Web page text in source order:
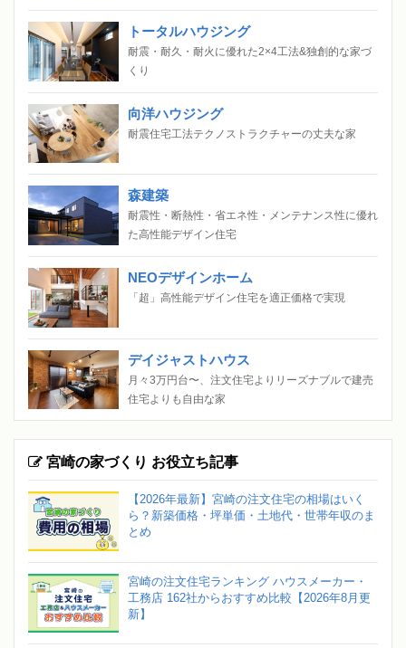
トータルハウジング
耐震・耐久・耐火に優れた2×4工法&独創的な家づ
くり
向洋ハウジング
耐震住宅工法テクノストラクチャーの丈夫な家
森建築
耐震性・断熱性・省エネ性・メンテナンス性に優れ
た高性能デザイン住宅
NEOデザインホーム
「超」高性能デザイン住宅を適正価格で実現
デイジャストハウス
月々3万円台〜、注文住宅よりリーズナブルで建売
住宅よりも自由な家
宮崎の家づくり お役立ち記事
【2026年最新】宮崎の注文住宅の相場はいく
ら？新築価格・坪単価・土地代・世帯年収のま
とめ
宮崎の注文住宅ランキング ハウスメーカー・
工務店 162社からおすすめ比較【2026年8月更
新】